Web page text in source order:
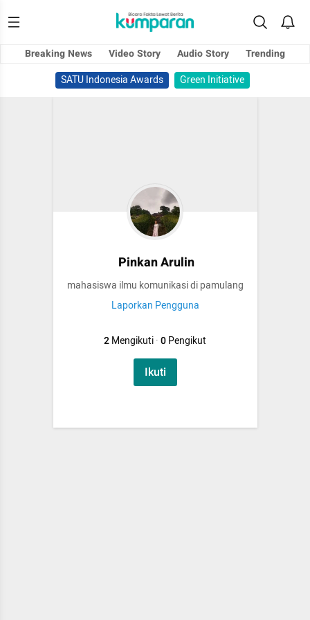
Breaking News Video Story Audio Story
Trending
SATU Indonesia Awards
Green Initiative
Pinkan Arulin
mahasiswa ilmu komunikasi di pamulang
Laporkan Pengguna
2Mengikuti·0Pengikut
Ikuti